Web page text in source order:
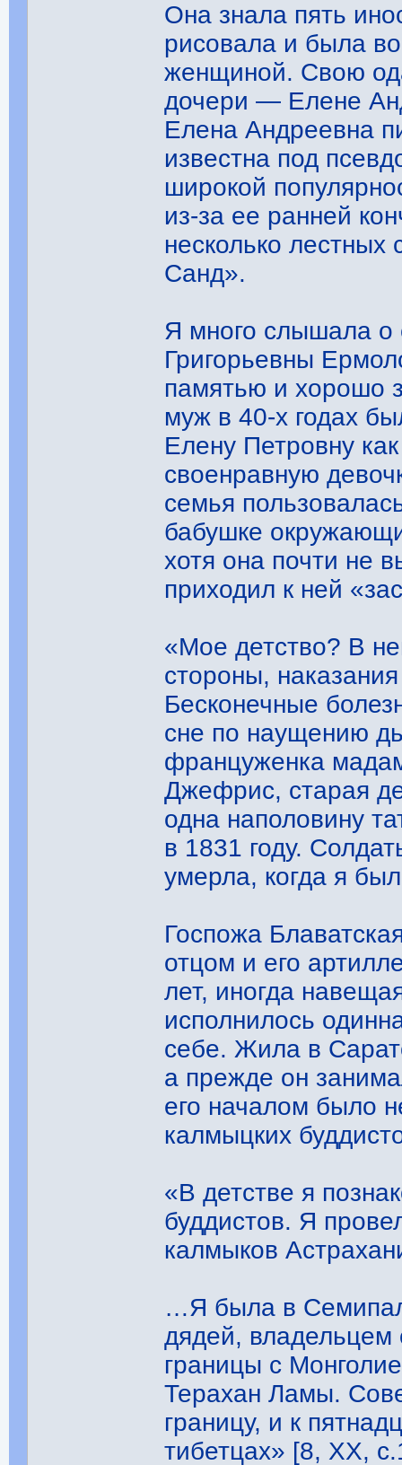
Она знала пять
рисовала и была
женщиной. Свою
дочери — Елене
Елена Андреевна
известна под
широкой
из-за ее ранней
несколько
Санд».
Я много слышала
Григорьевны
памятью и хорошо
муж в 40-х годах
Елену Петровну
своенравную
семья
бабушке
хотя она почти не
приходил к ней
«Мое детство? В
стороны,
Бесконечные
сне по наущению
француженка
Джефрис, старая
одна наполовину
в 1831 году.
умерла, когда я
Госпожа
отцом и его
лет, иногда
исполнилось
себе. Жила в
а прежде он
его началом было
калмыцких
«В детстве я
буддистов. Я
калмыков
…Я была в
дядей,
границы с
Терахан Ламы.
границу, и к
тибетцах» [8, ХХ,